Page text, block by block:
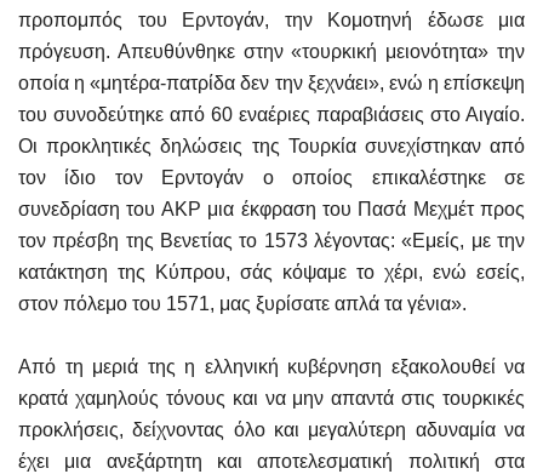
προπομπός του Ερντογάν, την Κομοτηνή έδωσε μια
πρόγευση. Απευθύνθηκε στην «τουρκική μειονότητα» την
οποία η «μητέρα-πατρίδα δεν την ξεχνάει», ενώ η επίσκεψη
του συνοδεύτηκε από 60 εναέριες παραβιάσεις στο Αιγαίο.
Οι προκλητικές δηλώσεις της Τουρκία συνεχίστηκαν από
τον ίδιο τον Ερντογάν ο οποίος επικαλέστηκε σε
συνεδρίαση του ΑΚΡ μια έκφραση του Πασά Μεχμέτ προς
τον πρέσβη της Βενετίας το 1573 λέγοντας: «Εμείς, με την
κατάκτηση της Κύπρου, σάς κόψαμε το χέρι, ενώ εσείς,
στον πόλεμο του 1571, μας ξυρίσατε απλά τα γένια».
Από τη μεριά της η ελληνική κυβέρνηση εξακολουθεί να
κρατά χαμηλούς τόνους και να μην απαντά στις τουρκικές
προκλήσεις, δείχνοντας όλο και μεγαλύτερη αδυναμία να
έχει μια ανεξάρτητη και αποτελεσματική πολιτική στα